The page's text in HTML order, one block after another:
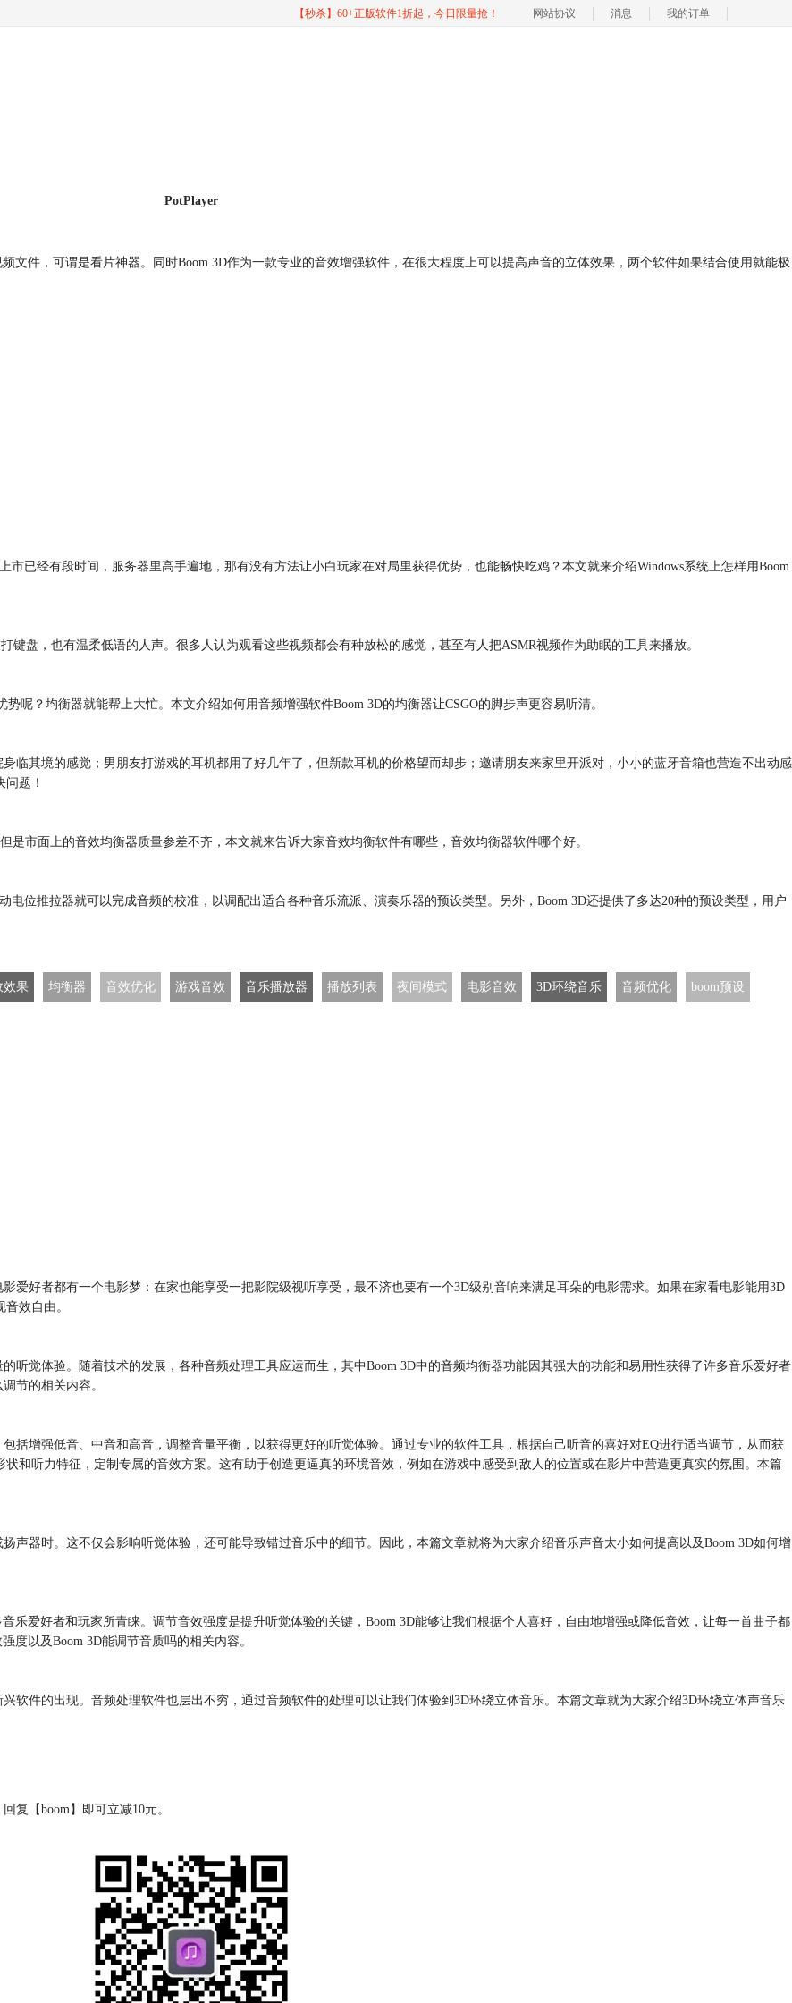
【秒杀】60+正版软件1折起，今日限量抢！ 网站协议 消息 我的订单
PotPlayer
文件，可谓是看片神器。同时Boom 3D作为一款专业的音效增强软件，在很大程度上可以提高声音的立体效果，两个软件如果结合使用就能极
已经有段时间，服务器里高手遍地，那有没有方法让小白玩家在对局里获得优势，也能畅快吃鸡？本文就来介绍Windows系统上怎样用Boom
盘，也有温柔低语的人声。很多人认为观看这些视频都会有种放松的感觉，甚至有人把ASMR视频作为助眠的工具来播放。
呢？均衡器就能帮上大忙。本文介绍如何用音频增强软件Boom 3D的均衡器让CSGO的脚步声更容易听清。
临其境的感觉；男朋友打游戏的耳机都用了好几年了，但新款耳机的价格望而却步；邀请朋友来家里开派对，小小的蓝牙音箱也营造不出动感
题！
是市面上的音效均衡器质量参差不齐，本文就来告诉大家音效均衡软件有哪些，音效均衡器软件哪个好。
电位推拉器就可以完成音频的校准，以调配出适合各种音乐流派、演奏乐器的预设类型。另外，Boom 3D还提供了多达20种的预设类型，用户
效果 均衡器 音效优化 游戏音效 音乐播放器 播放列表 夜间模式 电影音效 3D环绕音乐 音频优化 boom预设
爱好者都有一个电影梦：在家也能享受一把影院级视听享受，最不济也要有一个3D级别音响来满足耳朵的电影需求。如果在家看电影能用3D
效自由。
听觉体验。随着技术的发展，各种音频处理工具应运而生，其中Boom 3D中的音频均衡器功能因其强大的功能和易用性获得了许多音乐爱好者
节的相关内容。
括增强低音、中音和高音，调整音量平衡，以获得更好的听觉体验。通过专业的软件工具，根据自己听音的喜好对EQ进行适当调节，从而获
和听力特征，定制专属的音效方案。这有助于创造更逼真的环境音效，例如在游戏中感受到敌人的位置或在影片中营造更真实的氛围。本篇
声器时。这不仅会影响听觉体验，还可能导致错过音乐中的细节。因此，本篇文章就将为大家介绍音乐声音太小如何提高以及Boom 3D如何增
乐爱好者和玩家所青睐。调节音效强度是提升听觉体验的关键，Boom 3D能够让我们根据个人喜好，自由地增强或降低音效，让每一首曲子都
度以及Boom 3D能调节音质吗的相关内容。
软件的出现。音频处理软件也层出不穷，通过音频软件的处理可以让我们体验到3D环绕立体音乐。本篇文章就为大家介绍3D环绕立体声音乐
复【boom】即可立减10元。